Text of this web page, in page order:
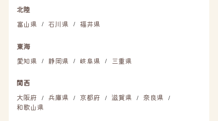
北陸
富山県
/ 石川県 / 福井県
東海
愛知県
/ 静岡県 / 岐阜県 / 三重県
関西
大阪府
/ 兵庫県 / 京都府 / 滋賀県 / 奈良県 /
和歌山県